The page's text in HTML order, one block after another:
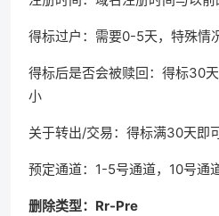
得标过户：需要0-5天，特殊情
得标后是否会被赎回：得标30
小
关于转出/交易：得标满30天即
预定通道：1-5号通道，10号通
删除类型：Rr-Pre